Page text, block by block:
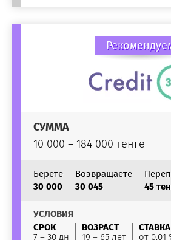
СУММА
10 000 – 184 000 тенге
Берете
30 000
Возвращаете
30 045
45
УСЛОВИЯ
СРОК
7 – 30 дн
ВОЗРАСТ
19 – 65 лет
СТАВКА
от 0.01